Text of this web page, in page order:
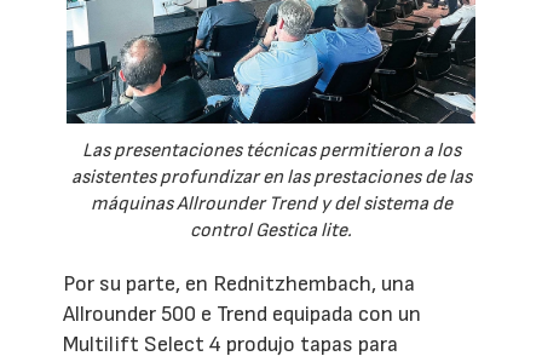
Las presentaciones técnicas permitieron a los
asistentes profundizar en las prestaciones de las
máquinas Allrounder Trend y del sistema de
control Gestica lite.
Por su parte, en Rednitzhembach, una
Allrounder 500 e Trend equipada con un
Multilift Select 4 produjo tapas para